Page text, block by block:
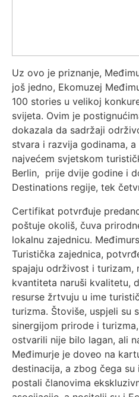
Uz ovo je priznanje,
još jedno, Ekomuzej
100 stories u velikoj
svijeta. Ovim je
dokazala da sadržaji
stvara i razvija godinama,
najvećem svjetskom
Berlin, prije dvije godine i
Destinations regije, tek
Certifikat potvrđuje
poštuje okoliš, čuva
lokalnu zajednicu.
Turistička zajednica,
spajaju održivost i turizam,
kvantiteta naruši kvalitetu,
resurse žrtvuju u ime
turizma. Štoviše, uspjeli su
sinergijom prirode i
ostvarili nije bilo lagan, ali
Međimurje je doveo na
destinacija, a zbog čega
postali članovima